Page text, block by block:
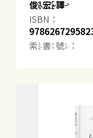
俊宏譯
ISBN：
索書號：